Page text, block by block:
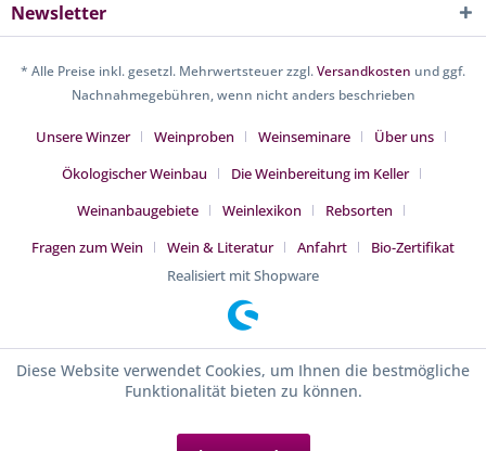
Newsletter
* Alle Preise inkl. gesetzl. Mehrwertsteuer zzgl.Versandkosten und ggf.
Nachnahmegebühren, wenn nicht anders beschrieben
Unsere Winzer Weinproben Weinseminare
Über uns
Ökologischer Weinbau
Die Weinbereitung im Keller
Weinanbaugebiete
Weinlexikon
Rebsorten
Fragen zum Wein
Wein & Literatur Anfahrt
Bio-Zertifikat
Realisiert mit Shopware
Diese Website verwendet Cookies, um Ihnen die bestmögliche
Funktionalität bieten zu können.